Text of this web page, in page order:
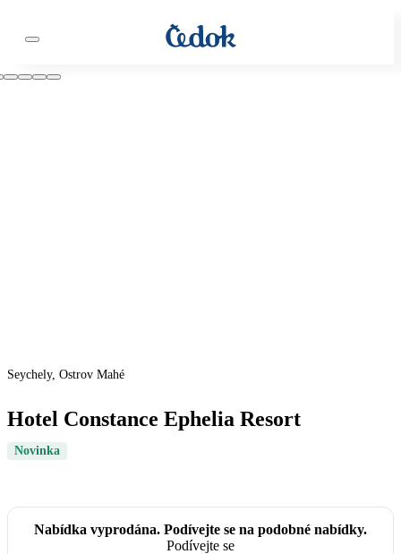
Seychely, Ostrov Mahé
Hotel Constance Ephelia Resort
Novinka
Nabídka vyprodána. Podívejte se na podobné nabídky.
Podívejte se